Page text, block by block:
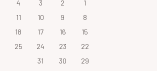
1
2
3
4
8
9
10
11
15
16
17
18
22
23
24
25
29
30
31